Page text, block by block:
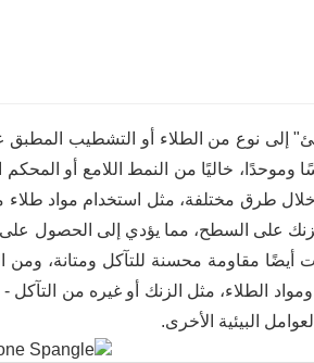
نوع من الطلاء أو التشطيب المطبق
خاليًا من النمط اللامع أو
طرق مختلفة، مثل استخدام مواد طلاء
على السطح، مما يؤدي إلى الحصول
أيضًا مقاومة محسنة للتآكل ومتانة،
الطلاء، مثل الزنك أو غيره من
البيئية الأخرى.